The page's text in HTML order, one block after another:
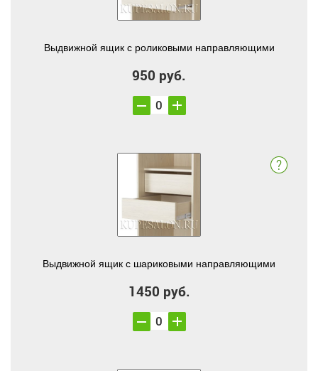
Выдвижной ящик с роликовыми направляющими
950 руб.
Выдвижной ящик с шариковыми направляющими
1450 руб.